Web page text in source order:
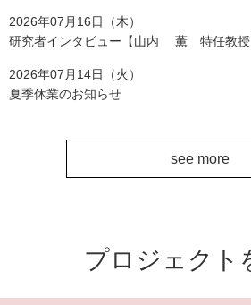
2026年07月16日（木）
研究者インタビュー【山内 薫 特任教授
2026年07月14日（火）
夏季休業のお知らせ
see more
プロジェクト